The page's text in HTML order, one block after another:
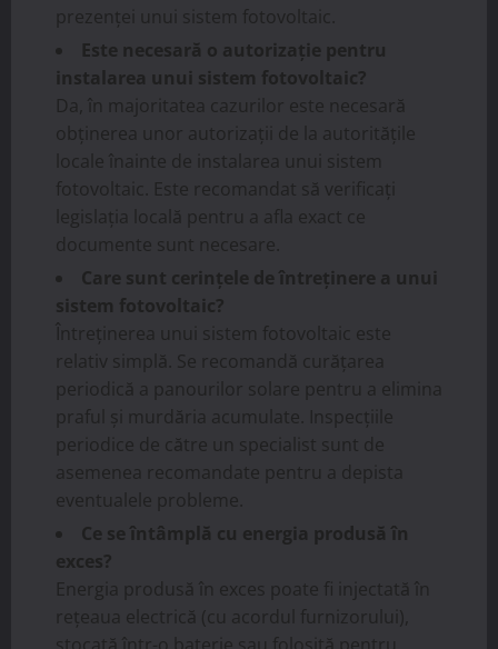
prezenței unui sistem fotovoltaic.
Este necesară o autorizație pentru
instalarea unui sistem fotovoltaic?
Da, în majoritatea cazurilor este necesară
obținerea unor autorizații de la autoritățile
locale înainte de instalarea unui sistem
fotovoltaic. Este recomandat să verificați
legislația locală pentru a afla exact ce
documente sunt necesare.
Care sunt cerințele de întreținere a unui
sistem fotovoltaic?
Întreținerea unui sistem fotovoltaic este
relativ simplă. Se recomandă curățarea
periodică a panourilor solare pentru a elimina
praful și murdăria acumulate. Inspecțiile
periodice de către un specialist sunt de
asemenea recomandate pentru a depista
eventualele probleme.
Ce se întâmplă cu energia produsă în
exces?
Energia produsă în exces poate fi injectată în
rețeaua electrică (cu acordul furnizorului),